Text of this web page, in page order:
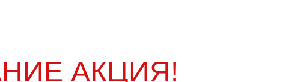
АКЦИЯ!